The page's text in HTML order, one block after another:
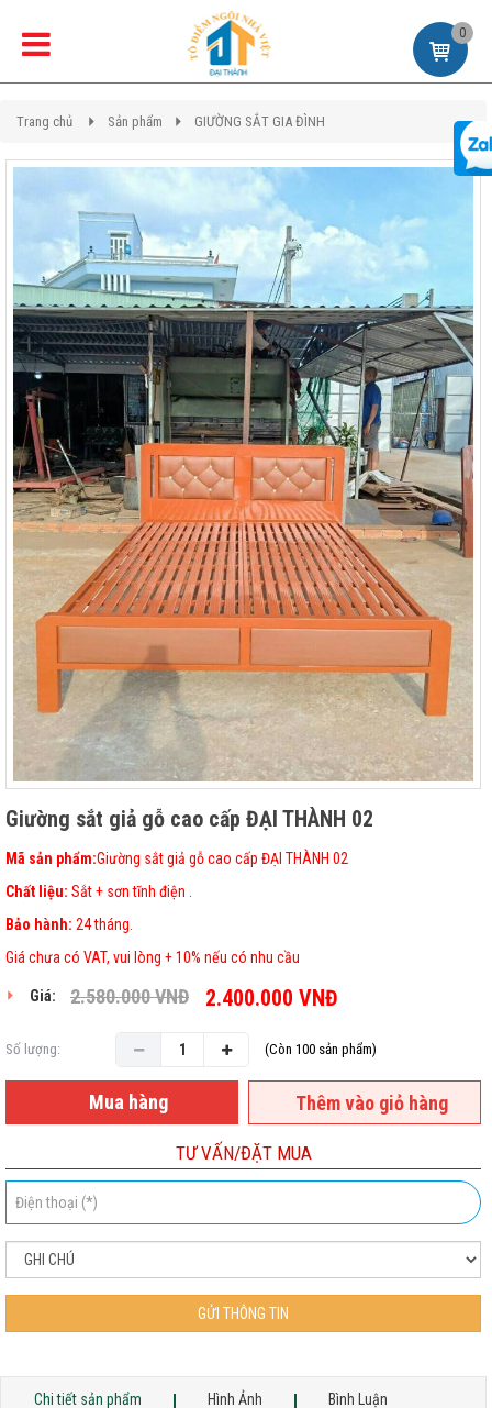
0
Trang chủ Sản phẩm GIƯỜNG SẮT GIA ĐÌNH
Giường sắt giả gỗ cao cấp ĐẠI THÀNH 02
Mã sản phẩm:Giường sắt giả gỗ cao cấp ĐẠI THÀNH 02
Chất liệu: Sắt + sơn tĩnh điện .
Bảo hành: 24 tháng.
Giá chưa có VAT, vui lòng + 10% nếu có nhu cầu
Giá: 2.580.000VNĐ 2.400.000 VNĐ
Số lượng: (Còn 100 sản phẩm)
Mua hàng Thêm vào giỏ hàng
TƯ VẤN/ĐẶT MUA
GỬI THÔNG TIN
Chi tiết sản phẩm Hình Ảnh Bình Luận